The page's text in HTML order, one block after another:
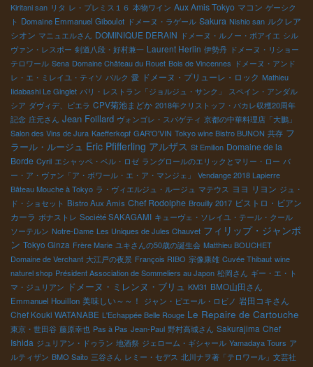
Kiritani san リタ レ・プレミス１６ 本物ワイン Aux Amis Tokyo マコン ゲーシク
ト Domaine Emmanuel Giboulot ドメーヌ・ラゲール Sakura Nishio san ルクレア
シオン マニュエルさん DOMINIQUE DERAIN ドメーヌ・ルノー・ボアイエ シル
ヴァン・レスポー 剣道八段・好村兼一 Laurent Herlin 伊勢丹 ドメーヌ・リショー
テロワール Sena Domaine Château du Rouet Bois de Vincennes ドメーヌ・アンド
レ・エ・ミレイユ・ティソ パルク 愛 ドメーヌ・プリューレ・ロック Mathieu
Iidabashi Le Ginglet パリ・レストラン「ジョルジュ・サンク」
スペイン・アンダル
シア ダヴィデ、ピエラ CPV菊池まどか 2018年クリストッフ・パカレ収穫20周年
記念 庄元さん Jean Foillard ヴォンゴレ・スパゲティ 京都の中華料理店「大鵬」
Salon des Vins de Jura Kaefferkopf GAR'O'VIN Tokyo wine Bistro BUNON 共存 フ
ラール・ルージュ Eric Pfifferling アルザス St Emilion Domaine de la
Borde Cyril エシャッペ・ベル・ロゼ ラングロールのエリックとマリー・ロー バ
ー・ア・ヴァン「ア・ボワール・エ・ア・マンジェ」
Vendange 2018 Lapierre
Bâteau Mouche à Tokyo ラ・ヴィエルジュ・ルージュ マテウス ヨヨ リヨン ジュ・
ド・ショセット Bistro Aux Amis Chef Rodolphe Brouilly 2017 ビストロ・ビアン
カーラ ボナストレ Société SAKAGAMI キューヴェ・ソレイユ・テール・クール
ソーテルン Notre-Dame Les Uniques de Jules Chauvet フィリップ・ジャンボ
ン Tokyo Ginza Frère Marie ユキさんの50歳の誕生会 Matthieu BOUCHET
Domaine de Verchant 大江戸の夜景 François RIBO 宗像康雄 Cuvée Thibaut wine
naturel shop Président Association de Sommeliers au Japon 松岡さん ギー・エ・ト
マ・ジュリアン ドメーヌ・ミレンヌ・ブリュ KM31 BMO山田さん
Emmanuel Houillon 美味しい～～！ ジャン・ピエール・ロビノ 岩田コキさん
Chef Kouki WATANABE L'Echappée Belle Rouge Le Repaire de Cartouche
東京・世田谷 藤原幸也 Pas à Pas Jean-Paul 野村高城さん Sakurajima Chef
Ishida ジュリアン・ドゥラン 地酒祭 ジェローム・ギシャール Yamadaya Tours ア
ルティザン BMO Saito 三谷さん レミー・セデス 北川ナヲ著「テロワール」文芸社